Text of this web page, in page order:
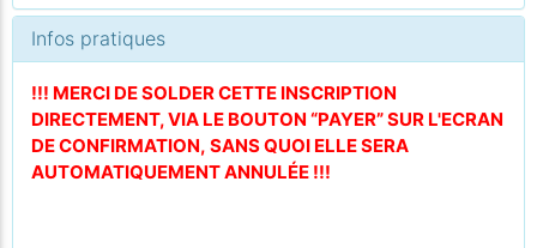
Infos pratiques
!!! MERCI DE SOLDER CETTE INSCRIPTION
DIRECTEMENT, VIA LE BOUTON “PAYER” SUR L'ECRAN
DE CONFIRMATION, SANS QUOI ELLE SERA
AUTOMATIQUEMENT ANNULÉE !!!